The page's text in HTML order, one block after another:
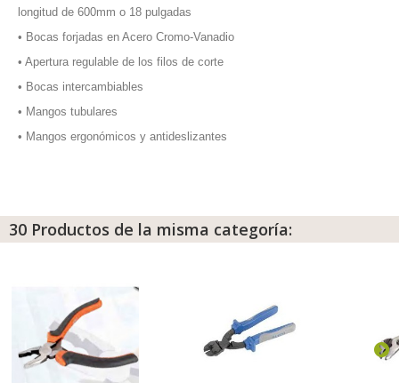
longitud de 600mm o 18 pulgadas
• Bocas forjadas en Acero Cromo-Vanadio
• Apertura regulable de los filos de corte
• Bocas intercambiables
• Mangos tubulares
• Mangos ergonómicos y antideslizantes
30 Productos de la misma categoría: